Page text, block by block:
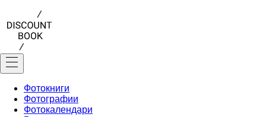
Фотокниги
Фотографии
Фотокалендари